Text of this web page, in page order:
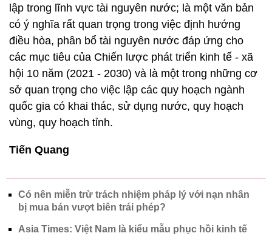
lập trong lĩnh vực tài nguyên nước; là một văn bản
có ý nghĩa rất quan trọng trong việc định hướng
điều hòa, phân bổ tài nguyên nước đáp ứng cho
các mục tiêu của Chiến lược phát triển kinh tế - xã
hội 10 năm (2021 - 2030) và là một trong những cơ
sở quan trọng cho việc lập các quy hoạch ngành
quốc gia có khai thác, sử dụng nước, quy hoạch
vùng, quy hoạch tỉnh.
Tiến Quang
Có nên miễn trừ trách nhiệm pháp lý với nạn nhân
bị mua bán vượt biên trái phép?
Asia Times: Việt Nam là kiểu mẫu phục hồi kinh tế